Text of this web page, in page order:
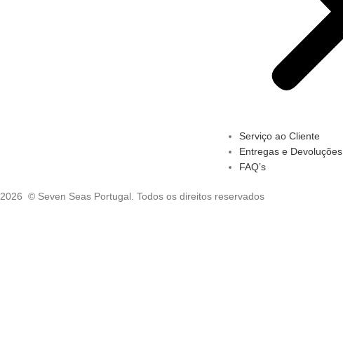
Serviço ao Cliente
Entregas e Devoluções
FAQ’s
2026 © Seven Seas Portugal. Todos os direitos reservados